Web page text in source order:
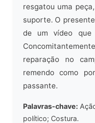
resgatou uma
suporte. O
de um vídeo que
reparação no
remendo como
passante.
Palavras-chave:
político; Costura.